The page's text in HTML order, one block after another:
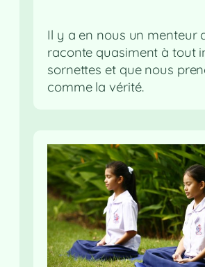
Il y a en nous un menteur
raconte quasiment à tout
sornettes et que nous
comme la vérité.